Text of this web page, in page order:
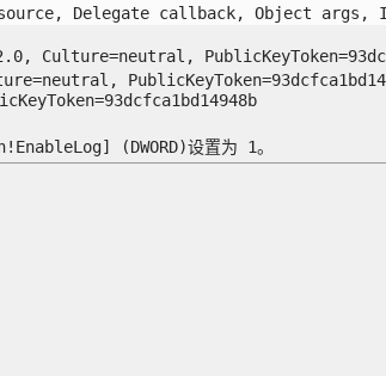
Delegate callback, Object args,
(DWORD)设置为 1。